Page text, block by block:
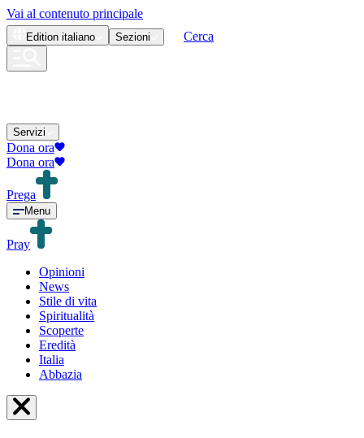
Vai al contenuto principale
Edition italiano Sezioni Cerca
Servizi
Dona ora
Dona ora
Prega
Menu
Pray
Opinioni
News
Stile di vita
Spiritualità
Scoperte
Eredità
Italia
Abbazia